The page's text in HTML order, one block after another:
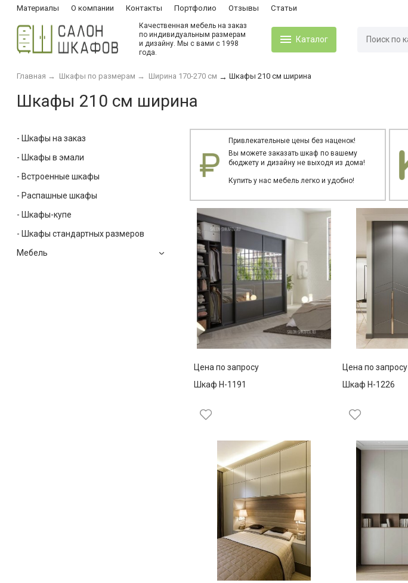
Материалы О компании Контакты Портфолио Отзывы Статьи
Качественная мебель на заказ
по индивидуальным размерам
и дизайну. Мы с вами с 1998
года.
Каталог
Главная → Шкафы по размерам → Ширина 170-270 см → Шкафы 210 см ширина
Шкафы 210 см ширина
- Шкафы на заказ
- Шкафы в эмали
- Встроенные шкафы
- Распашные шкафы
- Шкафы-купе
- Шкафы стандартных размеров
Мебель
Привлекательные цены без наценок!
Вы можете заказать шкаф по вашему
бюджету и дизайну не выходя из дома!
Купить у нас мебель легко и удобно!
Цена по запросу
Шкаф Н-1191
Цена по запросу
Шкаф Н-1226